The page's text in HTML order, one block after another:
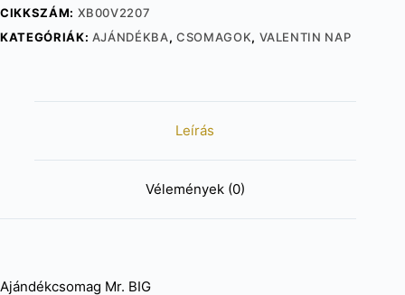
CIKKSZÁM: XB00V2207
KATEGÓRIÁK: AJÁNDÉKBA, CSOMAGOK, VALENTIN NAP
Leírás
Vélemények (0)
Ajándékcsomag Mr. BIG